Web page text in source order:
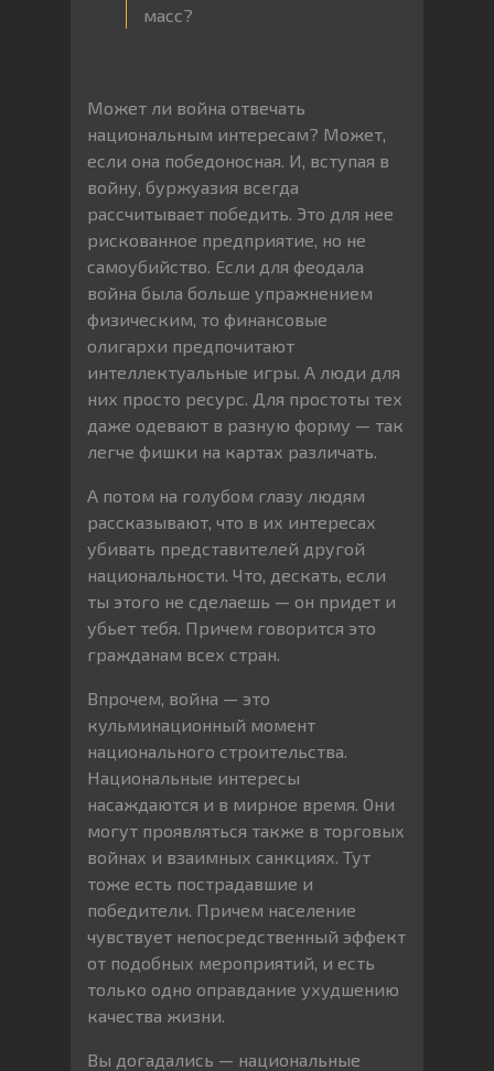
масс?
Может ли война отвечать
национальным интересам? Может,
если она победоносная. И, вступая в
войну, буржуазия всегда
рассчитывает победить. Это для нее
рискованное предприятие, но не
самоубийство. Если для феодала
война была больше упражнением
физическим, то финансовые
олигархи предпочитают
интеллектуальные игры. А люди для
них просто ресурс. Для простоты тех
даже одевают в разную форму — так
легче фишки на картах различать.
А потом на голубом глазу людям
рассказывают, что в их интересах
убивать представителей другой
национальности. Что, дескать, если
ты этого не сделаешь — он придет и
убьет тебя. Причем говорится это
гражданам всех стран.
Впрочем, война — это
кульминационный момент
национального строительства.
Национальные интересы
насаждаются и в мирное время. Они
могут проявляться также в торговых
войнах и взаимных санкциях. Тут
тоже есть пострадавшие и
победители. Причем население
чувствует непосредственный эффект
от подобных мероприятий, и есть
только одно оправдание ухудшению
качества жизни.
Вы догадались — национальные